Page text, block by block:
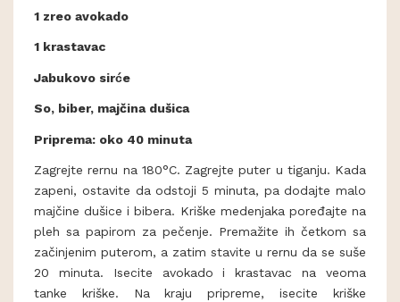
1 zreo avokado
1 krastavac
Jabukovo sirće
So, biber, majčina dušica
Priprema: oko 40 minuta
Zagrejte rernu na 180°C. Zagrejte puter u tiganju. Kada
zapeni, ostavite da odstoji 5 minuta, pa dodajte malo
majčine dušice i bibera. Kriške medenjaka poređajte na
pleh sa papirom za pečenje. Premažite ih četkom sa
začinjenim puterom, a zatim stavite u rernu da se suše
20 minuta. Isecite avokado i krastavac na veoma
tanke kriške. Na kraju pripreme, isecite kriške